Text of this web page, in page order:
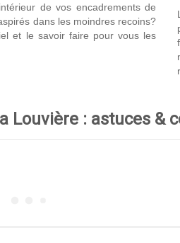
de vos encadrements de
dans les moindres recoins?
et le savoir faire pour vous les
Louvière : astuces &